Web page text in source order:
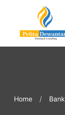
Home